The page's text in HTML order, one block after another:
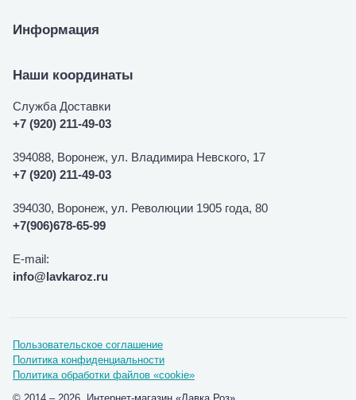
Информация
Наши координаты
Служба Доставки
+7 (920) 211-49-03
394088, Воронеж, ул. Владимира Невского, 17
+7 (920) 211-49-03
394030, Воронеж, ул. Революции 1905 года, 80
+7(906)678-65-99
E-mail:
info@lavkaroz.ru
Пользовательское соглашение
Политика конфиденциальности
Политика обработки файлов «cookie»